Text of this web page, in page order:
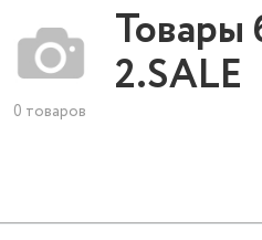
Товары
2.SALE
0 товаров